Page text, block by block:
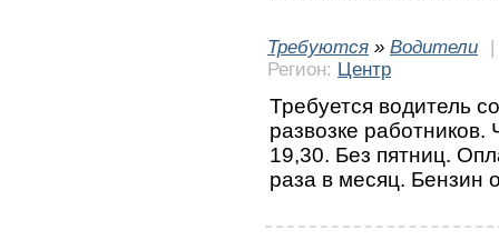
Требуются » Водители
|
Регион: Центр
Требуется водитель
развозке
19,30. Без пятниц.
раза в месяц. Бензин